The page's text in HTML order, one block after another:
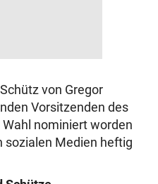
von Gregor
Vorsitzenden des
nominiert worden
sozialen Medien heftig